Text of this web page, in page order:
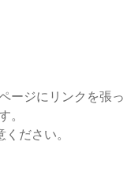
ージにリンクを張っ
。
ださい。